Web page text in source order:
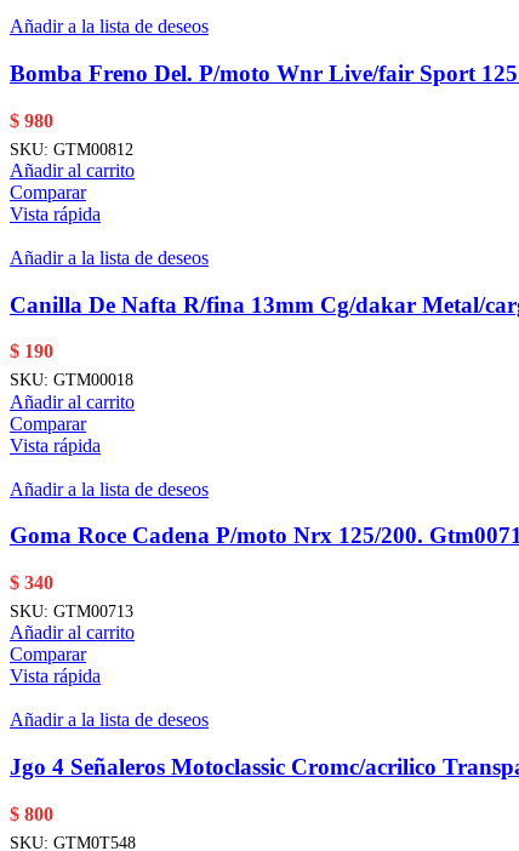
Añadir a la lista de deseos
Bomba Freno Del. P/moto Wnr Live/fair Sport
$ 980
SKU: GTM00812
Añadir al carrito
Comparar
Vista rápida
Añadir a la lista de deseos
Canilla De Nafta R/fina 13mm Cg/dakar Metal/
$ 190
SKU: GTM00018
Añadir al carrito
Comparar
Vista rápida
Añadir a la lista de deseos
Goma Roce Cadena P/moto Nrx 125/200.
$ 340
SKU: GTM00713
Añadir al carrito
Comparar
Vista rápida
Añadir a la lista de deseos
Jgo 4 Señaleros Motoclassic Cromc/acrilico
$ 800
SKU: GTM0T548